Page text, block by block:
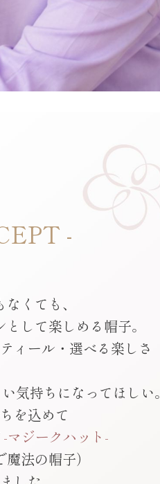
-
くても、
して楽しめる帽子。
ィール・選べる楽しさ
気持ちになってほしい。
を込めて
ジークハット-
魔法の帽子）